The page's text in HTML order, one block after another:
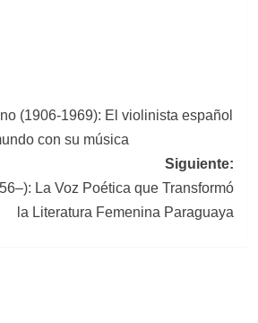
(1906-1969): El violinista español
con su música
Siguiente:
La Voz Poética que Transformó
la Literatura Femenina Paraguaya